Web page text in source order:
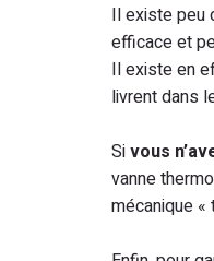
Il existe peu
efficace et
Il existe en
livrent dans
Sivous
vanne
mécanique